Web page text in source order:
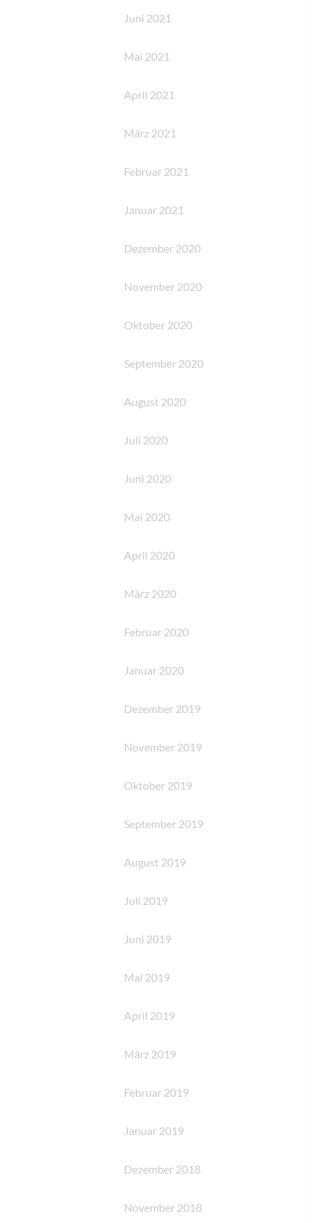
Juni 2021
Mai 2021
April 2021
März 2021
Februar 2021
Januar 2021
Dezember 2020
November 2020
Oktober 2020
September 2020
August 2020
Juli 2020
Juni 2020
Mai 2020
April 2020
März 2020
Februar 2020
Januar 2020
Dezember 2019
November 2019
Oktober 2019
September 2019
August 2019
Juli 2019
Juni 2019
Mai 2019
April 2019
März 2019
Februar 2019
Januar 2019
Dezember 2018
November 2018